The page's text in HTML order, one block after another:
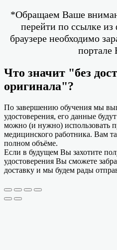
*Обращаем Ваше
перейти по ссылке
браузере необходимо
Что значит "без
оригинала"?
По завершению обучения мы
удостоверения, его данные
можно (и нужно) использовать
медицинского работника. Вам
полном объёме.
Если в будущем Вы захотите
удостоверения Вы сможете
доставку и мы будем рады